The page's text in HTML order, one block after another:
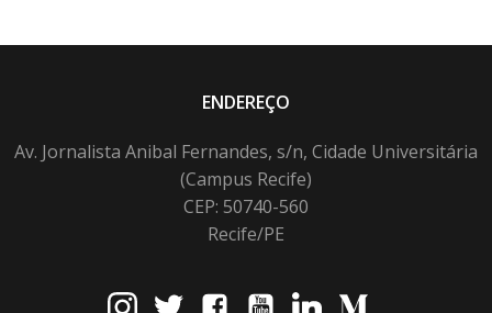
ENDEREÇO
Av. Jornalista Anibal Fernandes, s/n, Cidade Universitária
(Campus Recife)
CEP: 50740-560
Recife/PE